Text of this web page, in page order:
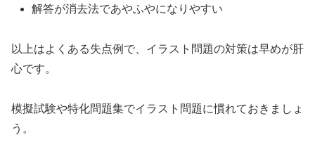
解答が消去法であやふやになりやすい
以上はよくある失点例で、イラスト問題の対策は早めが肝
心です。
模擬試験や特化問題集でイラスト問題に慣れておきましょ
う。